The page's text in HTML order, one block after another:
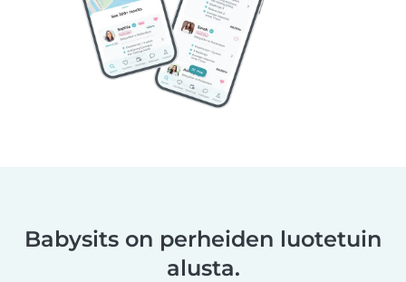
Babysits on perheiden luotetuin
alusta.